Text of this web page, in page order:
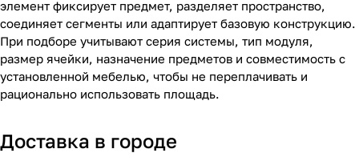
элемент фиксирует предмет, разделяет пространство,
соединяет сегменты или адаптирует базовую конструкцию.
При подборе учитывают серия системы, тип модуля,
размер ячейки, назначение предметов и совместимость с
установленной мебелью, чтобы не переплачивать и
рационально использовать площадь.
Доставка в городе